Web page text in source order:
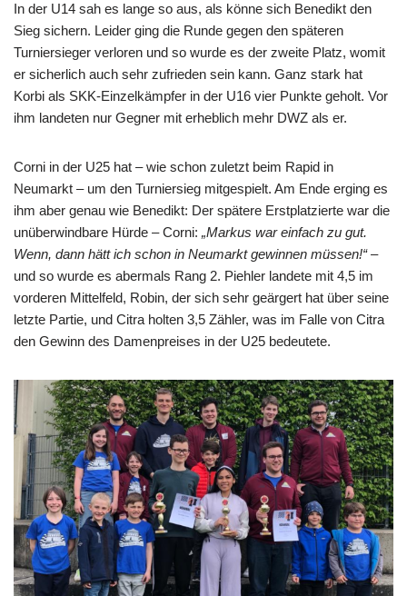
In der U14 sah es lange so aus, als könne sich Benedikt den
Sieg sichern. Leider ging die Runde gegen den späteren
Turniersieger verloren und so wurde es der zweite Platz, womit
er sicherlich auch sehr zufrieden sein kann. Ganz stark hat
Korbi als SKK-Einzelkämpfer in der U16 vier Punkte geholt. Vor
ihm landeten nur Gegner mit erheblich mehr DWZ als er.
Corni in der U25 hat – wie schon zuletzt beim Rapid in
Neumarkt – um den Turniersieg mitgespielt. Am Ende erging es
ihm aber genau wie Benedikt: Der spätere Erstplatzierte war die
unüberwindbare Hürde – Corni: „Markus war einfach zu gut.
Wenn, dann hätt ich schon in Neumarkt gewinnen müssen!“–
und so wurde es abermals Rang 2. Piehler landete mit 4,5 im
vorderen Mittelfeld, Robin, der sich sehr geärgert hat über seine
letzte Partie, und Citra holten 3,5 Zähler, was im Falle von Citra
den Gewinn des Damenpreises in der U25 bedeutete.